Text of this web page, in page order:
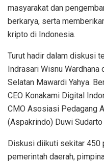
masyarakat dan
berkarya, serta
kripto di Indonesia.
Turut hadir dalam diskusi
Indrasari Wisnu Wardhana
Selatan Mawardi Yahya.
CEO Konakami Digital
CMO Asosiasi Pedagang
(Aspakrindo) Duwi Sudarto
Diskusi diikuti sekitar 450
pemerintah daerah,